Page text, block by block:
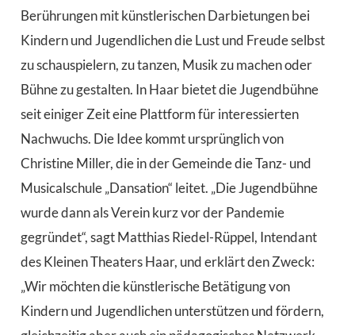
Berührungen mit künstlerischen Darbietungen bei
Kindern und Jugendlichen die Lust und Freude selbst
zu schauspielern, zu tanzen, Musik zu machen oder
Bühne zu gestalten. In Haar bietet die Jugendbühne
seit einiger Zeit eine Plattform für interessierten
Nachwuchs. Die Idee kommt ursprünglich von
Christine Miller, die in der Gemeinde die Tanz- und
Musicalschule „Dansation“ leitet. „Die Jugendbühne
wurde dann als Verein kurz vor der Pandemie
gegründet“, sagt Matthias Riedel-Rüppel, Intendant
des Kleinen Theaters Haar, und erklärt den Zweck:
„Wir möchten die künstlerische Betätigung von
Kindern und Jugendlichen unterstützen und fördern,